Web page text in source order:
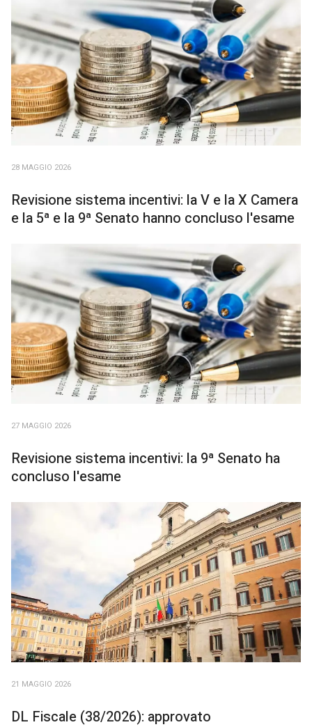
28 MAGGIO 2026
Revisione sistema incentivi: la V e la X Camera
e la 5ª e la 9ª Senato hanno concluso l'esame
27 MAGGIO 2026
Revisione sistema incentivi: la 9ª Senato ha
concluso l'esame
21 MAGGIO 2026
DL Fiscale (38/2026): approvato